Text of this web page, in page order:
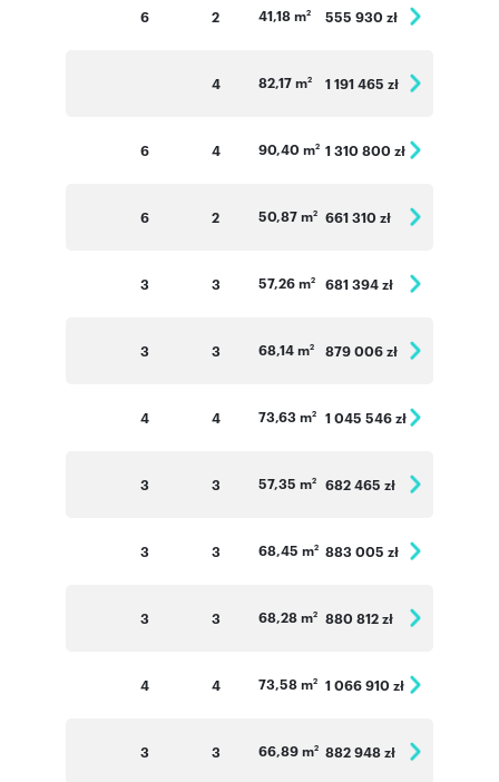
6 2 41,18 m2 555 930 zł
4 82,17 m2 1 191 465 zł
6 4 90,40 m2 1 310 800 zł
6 2 50,87 m2 661 310 zł
3 3 57,26 m2 681 394 zł
3 3 68,14 m2 879 006 zł
4 4 73,63 m2 1 045 546 zł
3 3 57,35 m2 682 465 zł
3 3 68,45 m2 883 005 zł
3 3 68,28 m2 880 812 zł
4 4 73,58 m2 1 066 910 zł
3 3 66,89 m2 882 948 zł